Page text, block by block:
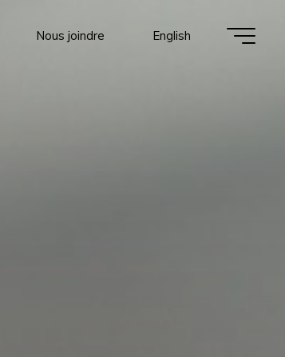
Nous joindre English